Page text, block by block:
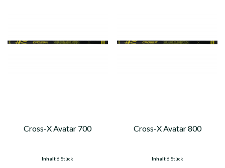
Cross-X Avatar 700
Inhalt6 Stück
Cross-X Avatar 800
Inhalt6 Stück